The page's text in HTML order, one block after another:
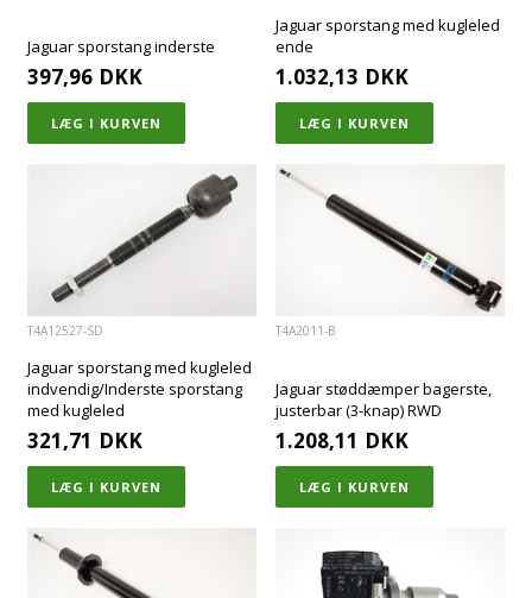
Jaguar sporstang inderste
397,96 DKK
Jaguar sporstang med kugleled
ende
1.032,13 DKK
T4A12527-SD
Jaguar sporstang med kugleled
indvendig/Inderste sporstang
med kugleled
321,71 DKK
T4A2011-B
Jaguar støddæmper bagerste,
justerbar (3-knap) RWD
1.208,11 DKK